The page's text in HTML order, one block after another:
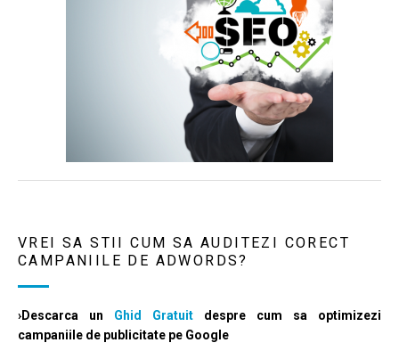
VREI SA STII CUM SA AUDITEZI CORECT
CAMPANIILE DE ADWORDS?
›Descarca un Ghid Gratuit despre cum sa optimizezi
campaniile de publicitate pe Google